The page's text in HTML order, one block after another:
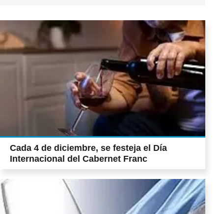
Cada 4 de diciembre, se festeja el Día
Internacional del Cabernet Franc